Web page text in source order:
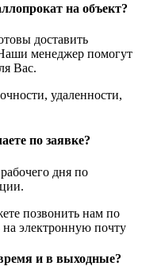
на объект?
доставить
менеджер помогут
Вас.
удаленности,
по заявке?
дня по
позвонить нам по
электронную почту
и в выходные?